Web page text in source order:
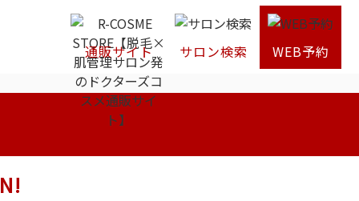
通販サイト サロン検索
WEB予約